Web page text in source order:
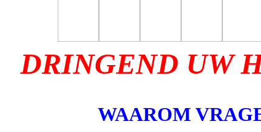
DRINGEND UW
WAAROM